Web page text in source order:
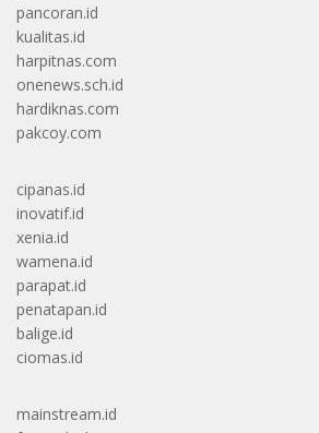
pancoran.id
kualitas.id
harpitnas.com
onenews.sch.id
hardiknas.com
pakcoy.com
cipanas.id
inovatif.id
xenia.id
wamena.id
parapat.id
penatapan.id
balige.id
ciomas.id
mainstream.id